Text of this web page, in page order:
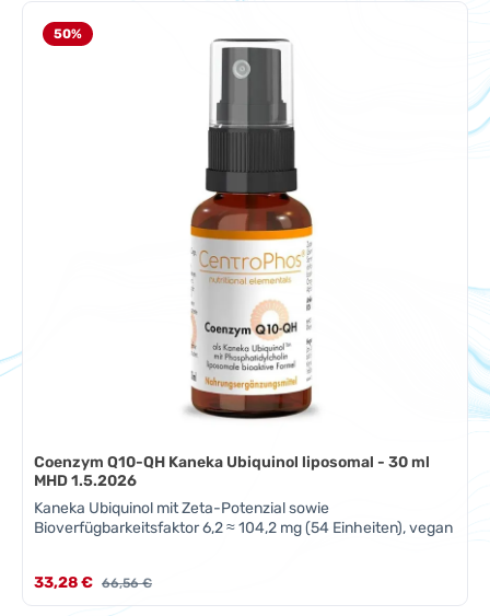
50%
Coenzym Q10-QH Kaneka Ubiquinol liposomal - 30 ml
MHD 1.5.2026
Kaneka Ubiquinol mit Zeta-Potenzial sowie
Bioverfügbarkeitsfaktor 6,2 ≈ 104,2 mg (54 Einheiten), vegan
Verkaufspreis:
33,28 € Regulärer Preis:
66,56 €